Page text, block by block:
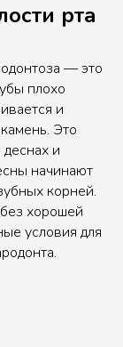
рта
— это
плохо
и
Это
и
начинают
корней.
хорошей
условия для